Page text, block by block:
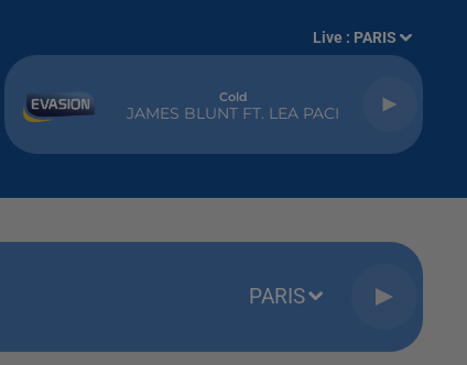
Live : PARIS
Cold
JAMES BLUNT FT. LEA PACI
PARIS